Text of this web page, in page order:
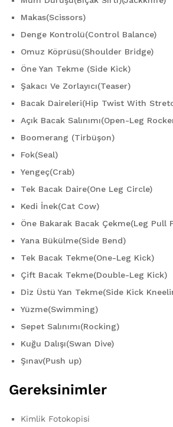
Makas(Scissors)
Denge Kontrolü(Control Balance)
Omuz Köprüsü(Shoulder Bridge)
Öne Yan Tekme (Side Kick)
Şakacı Ve Zorlayıcı(Teaser)
Bacak Daireleri(Hip Twist With
Açık Bacak Salınımı(Open-Leg
Boomerang (Tirbüşon)
Fok(Seal)
Yengeç(Crab)
Tek Bacak Daire(One Leg Circle)
Kedi İnek(Cat Cow)
Öne Bakarak Bacak Çekme(Leg Pull
Yana Bükülme(Side Bend)
Tek Bacak Tekme(One-Leg Kick)
Çift Bacak Tekme(Double-Leg Kick)
Diz Üstü Yan Tekme(Side Kick
Yüzme(Swimming)
Sepet Salınımı(Rocking)
Kuğu Dalışı(Swan Dive)
Şınav(Push up)
Gereksinimler
Kimlik Fotokopisi